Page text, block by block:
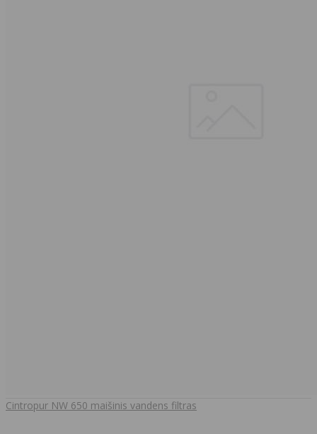
Cintropur NW 650 maišinis vandens filtras